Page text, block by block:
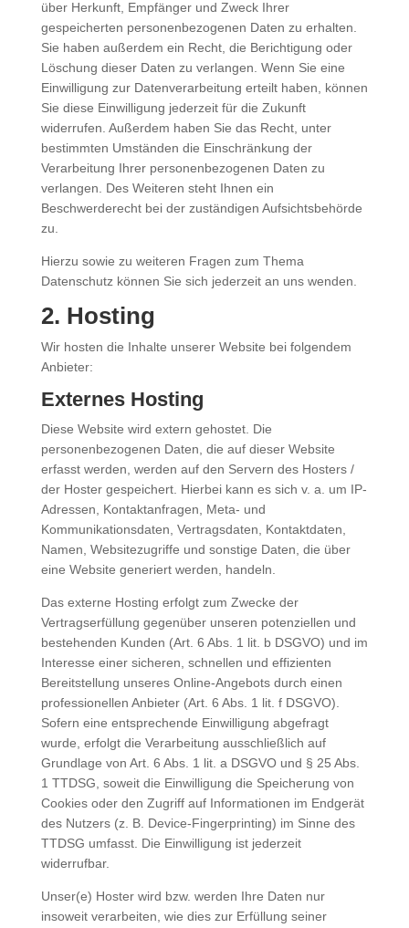
über Herkunft, Empfänger und Zweck Ihrer
gespeicherten personenbezogenen Daten zu erhalten.
Sie haben außerdem ein Recht, die Berichtigung oder
Löschung dieser Daten zu verlangen. Wenn Sie eine
Einwilligung zur Datenverarbeitung erteilt haben, können
Sie diese Einwilligung jederzeit für die Zukunft
widerrufen. Außerdem haben Sie das Recht, unter
bestimmten Umständen die Einschränkung der
Verarbeitung Ihrer personenbezogenen Daten zu
verlangen. Des Weiteren steht Ihnen ein
Beschwerderecht bei der zuständigen Aufsichtsbehörde
zu.
Hierzu sowie zu weiteren Fragen zum Thema
Datenschutz können Sie sich jederzeit an uns wenden.
2. Hosting
Wir hosten die Inhalte unserer Website bei folgendem
Anbieter:
Externes Hosting
Diese Website wird extern gehostet. Die
personenbezogenen Daten, die auf dieser Website
erfasst werden, werden auf den Servern des Hosters /
der Hoster gespeichert. Hierbei kann es sich v. a. um IP-
Adressen, Kontaktanfragen, Meta- und
Kommunikationsdaten, Vertragsdaten, Kontaktdaten,
Namen, Websitezugriffe und sonstige Daten, die über
eine Website generiert werden, handeln.
Das externe Hosting erfolgt zum Zwecke der
Vertragserfüllung gegenüber unseren potenziellen und
bestehenden Kunden (Art. 6 Abs. 1 lit. b DSGVO) und im
Interesse einer sicheren, schnellen und effizienten
Bereitstellung unseres Online-Angebots durch einen
professionellen Anbieter (Art. 6 Abs. 1 lit. f DSGVO).
Sofern eine entsprechende Einwilligung abgefragt
wurde, erfolgt die Verarbeitung ausschließlich auf
Grundlage von Art. 6 Abs. 1 lit. a DSGVO und § 25 Abs.
1 TTDSG, soweit die Einwilligung die Speicherung von
Cookies oder den Zugriff auf Informationen im Endgerät
des Nutzers (z. B. Device-Fingerprinting) im Sinne des
TTDSG umfasst. Die Einwilligung ist jederzeit
widerrufbar.
Unser(e) Hoster wird bzw. werden Ihre Daten nur
insoweit verarbeiten, wie dies zur Erfüllung seiner